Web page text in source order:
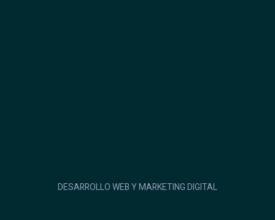
DESARROLLO WEB Y MARKETING DIGITAL